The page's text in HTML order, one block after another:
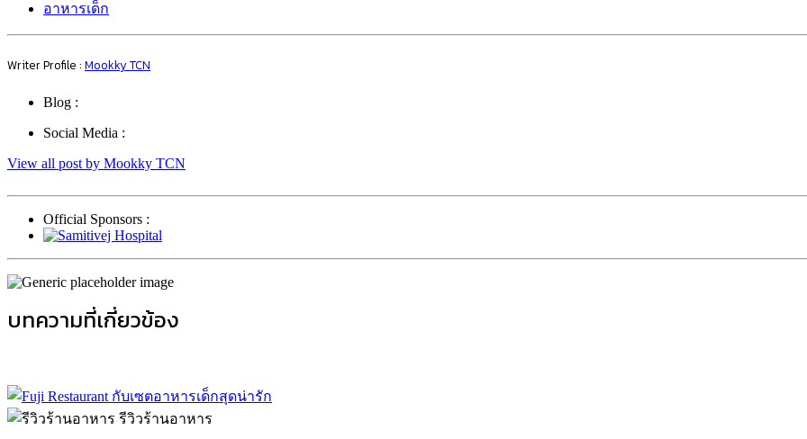
อาหารเด็ก
Writer Profile : Mookky TCN
Blog :
Social Media :
View all post by Mookky TCN
Official Sponsors :
บทความที่เกี่ยวข้อง
รีวิวร้านอาหาร